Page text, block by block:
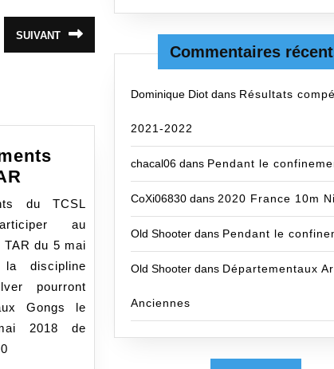
SUIVANT
suivant
Entrainements
Gongs
TAR
du TCSL
au
TAR du 5 mai
discipline
pourront
Gongs le
2018 de
Commentaires
Dominique Diot dans Résultats
2021-2022
chacal06 dans Pendant le
CoXi06830 dans 2020 France 10m
Old Shooter dans Pendant le
Old Shooter dans Départementaux
Anciennes